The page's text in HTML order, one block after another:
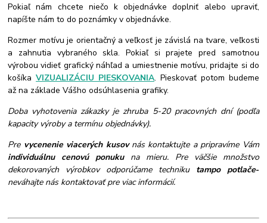
Pokiaľ nám chcete niečo k objednávke doplniť alebo upraviť,
napíšte nám to do poznámky v objednávke.
Rozmer motívu je orientačný a veľkosť je závislá na tvare, veľkosti
a zahnutia vybraného skla. Pokiaľ si prajete pred samotnou
výrobou vidieť grafický náhľad a umiestnenie motívu, pridajte si do
košíkaVIZUALIZÁCIU PIESKOVANIA. Pieskovať potom budeme
až na základe Vášho odsúhlasenia grafiky.
Doba vyhotovenia zákazky je zhruba 5-20 pracovných dní (podľa
kapacity výroby a termínu objednávky).
Pre vycenenie viacerých kusovnás kontaktujte a pripravíme Vám
individuálnu cenovú ponukuna mieru. Pre väčšie množstvo
dekorovaných výrobkov odporúčame techniku tampo potlače-
neváhajte nás kontaktovať pre viac informácií.